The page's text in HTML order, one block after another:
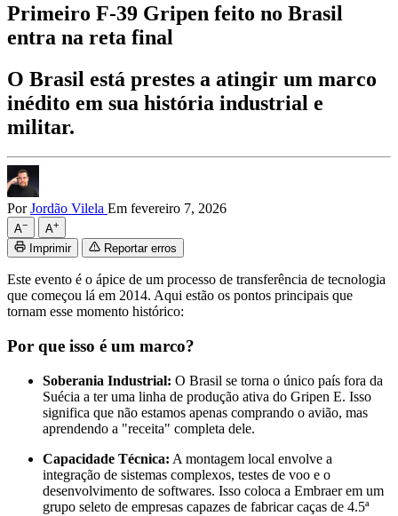
Primeiro F-39 Gripen feito no Brasil
entra na reta final
O Brasil está prestes a atingir um marco
inédito em sua história industrial e
militar.
PorJordão Vilela Em fevereiro 7, 2026
A− A+
Imprimir Reportar erros
Este evento é o ápice de um processo de transferência de tecnologia
que começou lá em 2014. Aqui estão os pontos principais que
tornam esse momento histórico:
Por que isso é um marco?
Soberania Industrial: O Brasil se torna o único país fora da
Suécia a ter uma linha de produção ativa do Gripen E. Isso
significa que não estamos apenas comprando o avião, mas
aprendendo a "receita" completa dele.
Capacidade Técnica: A montagem local envolve a
integração de sistemas complexos, testes de voo e o
desenvolvimento de softwares. Isso coloca a Embraer em um
grupo seleto de empresas capazes de fabricar caças de 4.5ª